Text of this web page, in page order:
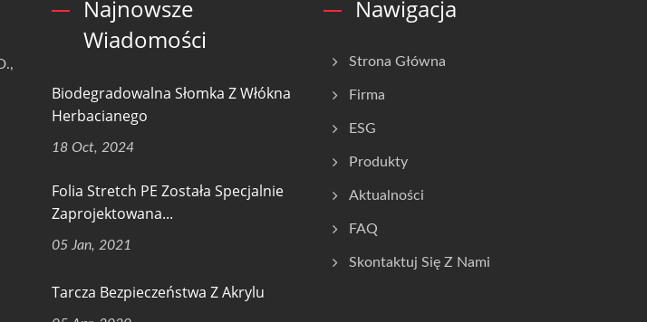
Najnowsze
Wiadomości
Biodegradowalna Słomka Z Włókna
Herbacianego
18 Oct, 2024
Folia Stretch PE Została Specjalnie
Zaprojektowana...
05 Jan, 2021
Tarcza Bezpieczeństwa Z Akrylu
Nawigacja
Strona Główna
Firma
ESG
Produkty
Aktualności
FAQ
Skontaktuj Się Z Nami